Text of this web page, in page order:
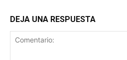
DEJA UNA RESPUESTA